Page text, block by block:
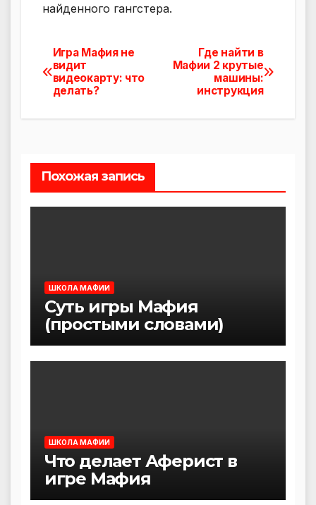
найденного гангстера.
Навигация
по
записям
Где найти в
Мафии 2 крутые
машины:
инструкция
Игра Мафия не
видит
видеокарту: что
делать?
Похожая запись
ШКОЛА МАФИИ
Суть игры Мафия
(простыми словами)
ШКОЛА МАФИИ
Что делает Аферист в
игре Мафия